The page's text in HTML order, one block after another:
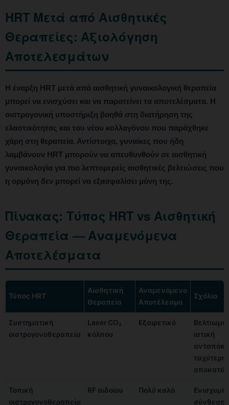
HRT Μετά από Αισθητικές
Θεραπείες: Αξιολόγηση
Αποτελεσμάτων
Η έναρξη HRT μετά από αισθητική γυναικολογική θεραπεία
μπορεί να ενισχύσει και να παρατείνει τα αποτελέσματα. Η
οιστρογονική υποστήριξη βοηθά στη διατήρηση της
ελαστικότητας και του νέου κολλαγόνου που παράχθηκε
χάρη στη θεραπεία. Αντίστοιχα, γυναίκες που ήδη
λαμβάνουν HRT μπορούν να απευθυνθούν σε αισθητική
γυναικολογία για πιο λεπτομερείς αισθητικές βελτιώσεις που
η ορμόνη δεν μπορεί να εξασφαλίσει μόνη της.
Πίνακας: Τύπος HRT vs Αισθητική
Θεραπεία — Αναμενόμενα
Αποτελέσματα
Τύπος HRT
Αισθητική
Θεραπεία
Αναμενόμενο
Αποτέλεσμα
Σχόλιο
Συστηματική
οιστρογονοθεραπεία
Laser CO₂
κόλπου
Εξαιρετικό
ιστική
ταχύτερη
Τοπική
οιστρογονοθεραπεία
RF αιδοίου Πολύ καλό
σύνθεση